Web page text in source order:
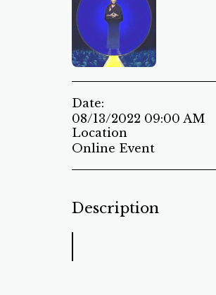
Date:
08/13/2022 09:00 AM
Location
Online Event
Description